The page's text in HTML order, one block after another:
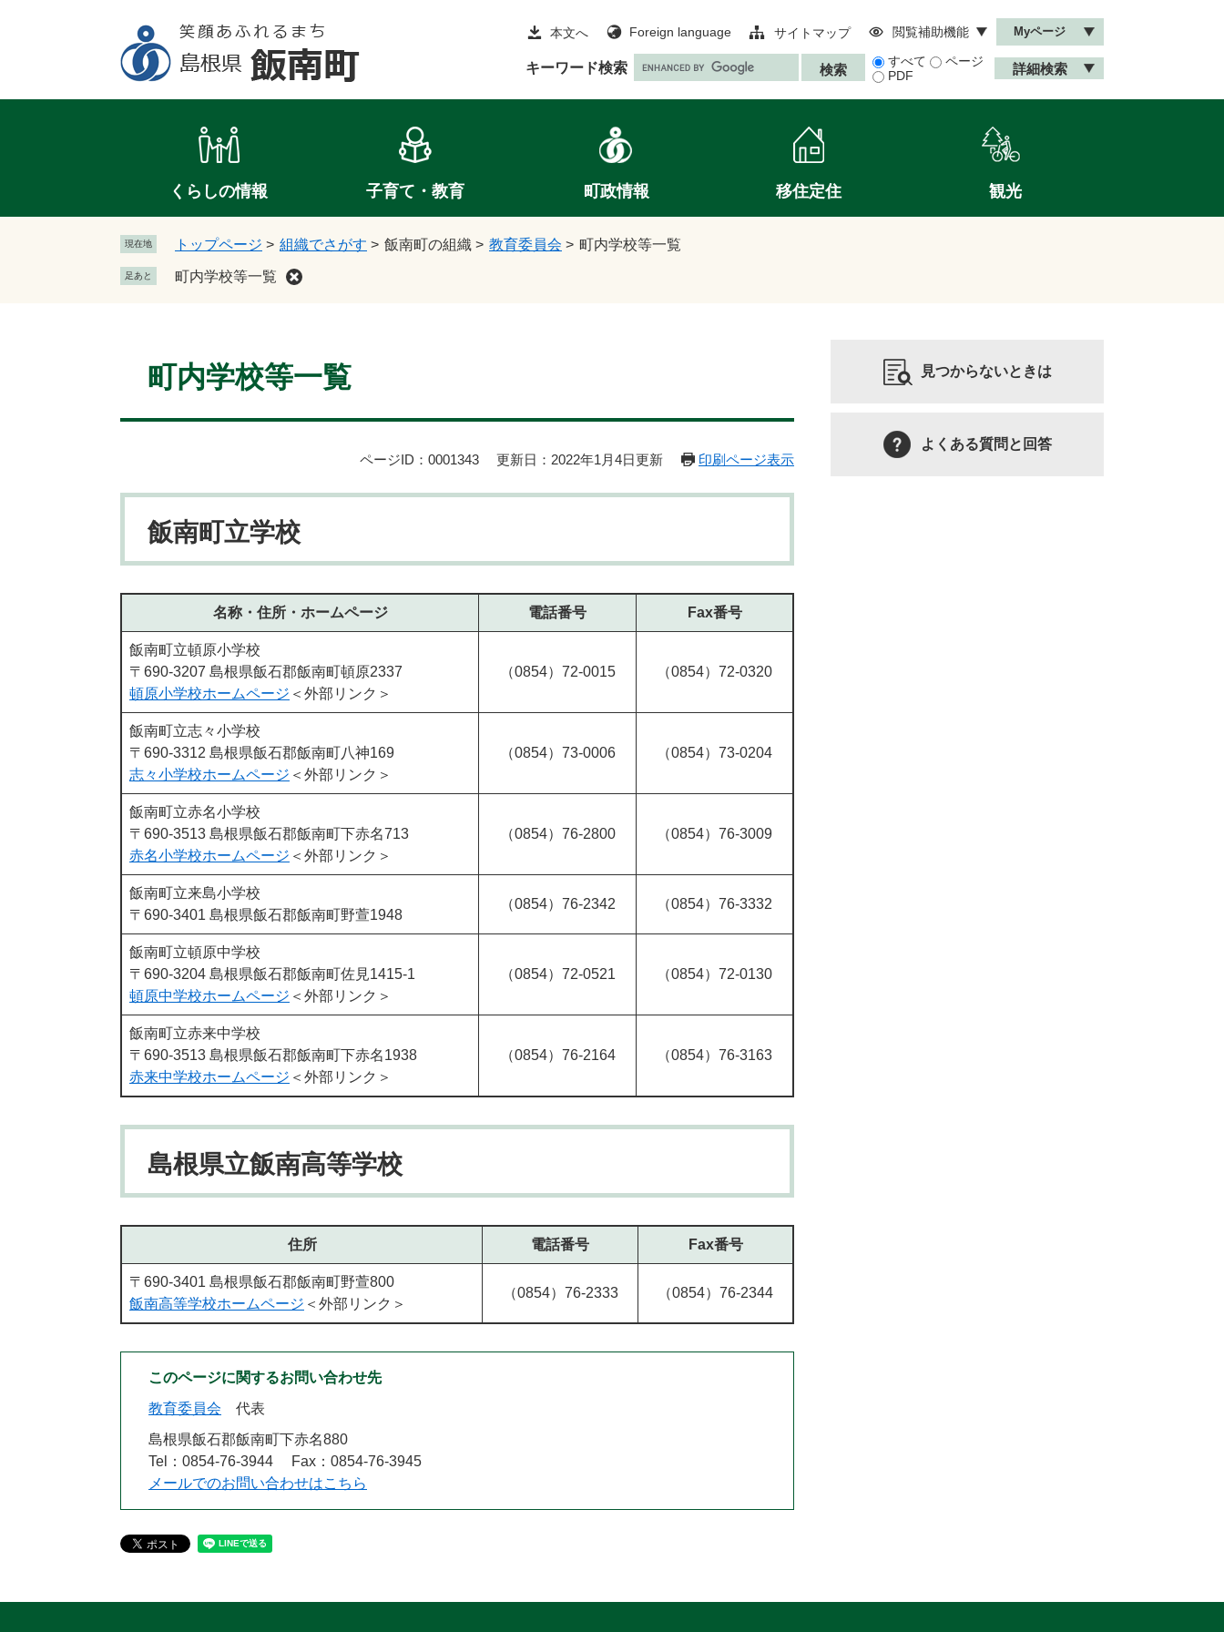
先
を
本文へ Foreign language サイトマップ 閲覧補助機能 Myページ
キーワード検索
o
l
カ
ス
タ
すべて
ページ
PDF
詳細検索
くらしの情報 子育て・教育 町政情報 移住定住 観光
現在地 トップページ > 組織でさがす > 飯南町の組織 > 教育委員会 > 町内学校等一覧
足あと 町内学校等一覧
町内学校等一覧
ページID：0001343 更新日：2022年1月4日更新 印刷ページ表示
飯南町立学校
名称・住所・ホームページ 電話番号 Fax番号
飯南町立頓原小学校
〒690-3207 島根県飯石郡飯南町頓原2337
頓原小学校ホームページ ＜外部リンク＞
（0854）72-0015 （0854）72-0320
飯南町立志々小学校
〒690-3312 島根県飯石郡飯南町八神169
志々小学校ホームページ ＜外部リンク＞
（0854）73-0006 （0854）73-0204
飯南町立赤名小学校
〒690-3513 島根県飯石郡飯南町下赤名713
赤名小学校ホームページ ＜外部リンク＞
（0854）76-2800 （0854）76-3009
飯南町立来島小学校
〒690-3401 島根県飯石郡飯南町野萱1948
（0854）76-2342 （0854）76-3332
飯南町立頓原中学校
〒690-3204 島根県飯石郡飯南町佐見1415-1
頓原中学校ホームページ ＜外部リンク＞
（0854）72-0521 （0854）72-0130
飯南町立赤来中学校
〒690-3513 島根県飯石郡飯南町下赤名1938
赤来中学校ホームページ ＜外部リンク＞
（0854）76-2164 （0854）76-3163
島根県立飯南高等学校
住所 電話番号 Fax番号
〒690-3401 島根県飯石郡飯南町野萱800
飯南高等学校ホームページ ＜外部リンク＞
（0854）76-2333 （0854）76-2344
このページに関するお問い合わせ先
教育委員会
代表
島根県飯石郡飯南町下赤名880
Tel：0854-76-3944
Fax：0854-76-3945
メールでのお問い合わせはこちら
見つからないときは
よくある質問と回答